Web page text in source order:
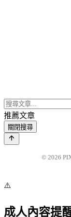
推薦文章
關閉搜尋
© 2026
⚠️
成人內容提